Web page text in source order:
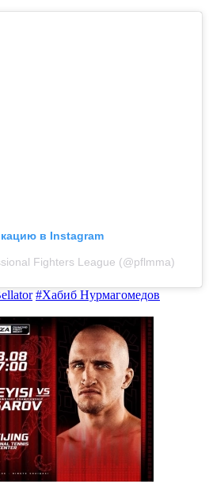
в Instagram
Fighters League (@pflmma)
#Хабиб Нурмагомедов